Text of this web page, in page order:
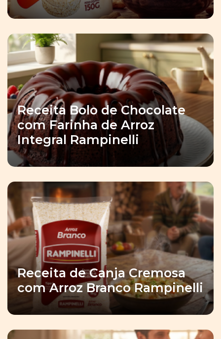
Receita Bolo de Chocolate
com Farinha de Arroz
Integral Rampinelli
Receita de Canja Cremosa
com Arroz Branco Rampinelli